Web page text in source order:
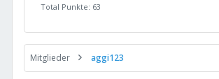
Total Punkte: 63
Mitglieder aggi123